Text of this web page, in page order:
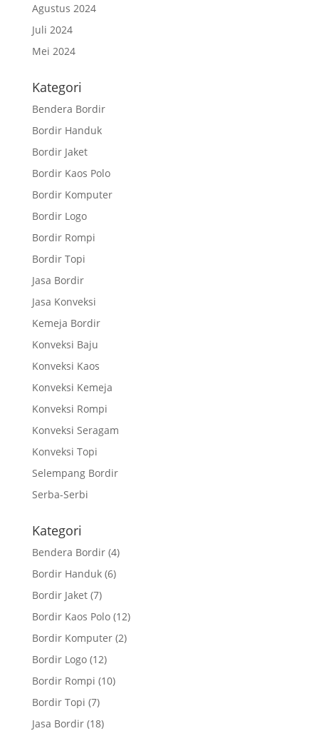
Agustus 2024
Juli 2024
Mei 2024
Kategori
Bendera Bordir
Bordir Handuk
Bordir Jaket
Bordir Kaos Polo
Bordir Komputer
Bordir Logo
Bordir Rompi
Bordir Topi
Jasa Bordir
Jasa Konveksi
Kemeja Bordir
Konveksi Baju
Konveksi Kaos
Konveksi Kemeja
Konveksi Rompi
Konveksi Seragam
Konveksi Topi
Selempang Bordir
Serba-Serbi
Kategori
Bendera Bordir(4)
Bordir Handuk(6)
Bordir Jaket(7)
Bordir Kaos Polo(12)
Bordir Komputer(2)
Bordir Logo(12)
Bordir Rompi (10)
Bordir Topi (7)
Jasa Bordir(18)